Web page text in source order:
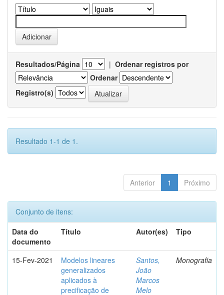
Resultados/Página | Ordenar registros por
Ordenar
Registro(s)
Resultado 1-1 de 1.
Anterior 1 Próximo
Conjunto de itens:
Data do
documento
Título Autor(es) Tipo
15-Fev-2021
Modelos lineares
generalizados
aplicados à
precificação de
Santos,
João
Marcos
Melo
Monografia